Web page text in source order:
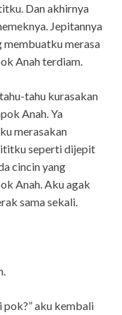
Dan akhirnya
Jepitannya
membuatku merasa
Anah terdiam.
tahu kurasakan
Anah. Ya
merasakan
seperti dijepit
cincin yang
Anah. Aku agak
sama sekali.
pok?” aku kembali